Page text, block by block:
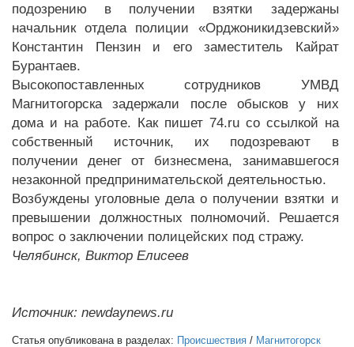
подозрению в получении взятки задержаны
начальник отдела полиции «Орджоникидзевский»
Константин Пензин и его заместитель Кайрат
Бурантаев.
Высокопоставленных сотрудников УМВД
Магнитогорска задержали после обысков у них
дома и на работе. Как пишет 74.ru со ссылкой на
собственный источник, их подозревают в
получении денег от бизнесмена, занимавшегося
незаконной предпринимательской деятельностью.
Возбуждены уголовные дела о получении взятки и
превышении должностных полномочий. Решается
вопрос о заключении полицейских под стражу.
Челябинск, Виктор Елисеев
Источник: newdaynews.ru
Статья опубликована в разделах: Происшествия / Магнитогорск